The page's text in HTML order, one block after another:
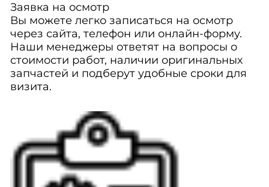
Заявка на осмотр
Вы можете легко записаться на осмотр
через сайта, телефон или онлайн-форму.
Наши менеджеры ответят на вопросы о
стоимости работ, наличии оригинальных
запчастей и подберут удобные сроки для
визита.